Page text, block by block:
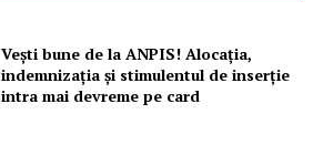
Vești bune de la ANPIS! Alocația,
indemnizația și stimulentul de inserție
intra mai devreme pe card